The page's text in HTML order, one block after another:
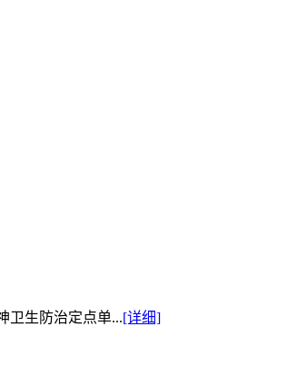
卫生防治定点单...[详细]